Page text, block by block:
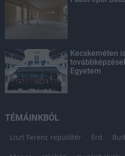
Kecskeméten
Egyetem
TÉMÁINKBÓL
Liszt Ferenc repülőtér Érd